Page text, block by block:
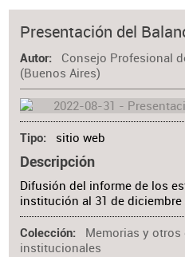
Presentación del
Autor
Consejo Profesional
(Buenos Aires)
Tipo sitio web
Descripción
Difusión del informe de los
institución al 31 de diciembre
Colección
Memorias y
institucionales